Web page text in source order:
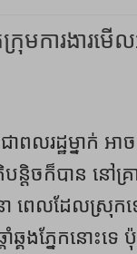
មការងារមើល
ជាពលរដ្ឋម្នាក់
ន្តិចក៏បាន នៅគ្រ
ពេលដែលស្រុក
ាំឆ្គងភ្នែកនោះទ